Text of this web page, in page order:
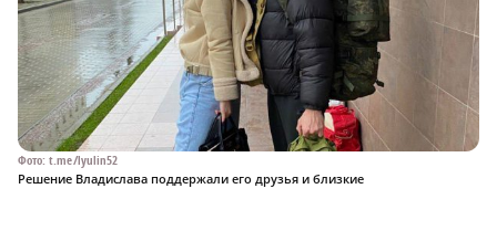
Фото: t.me/lyulin52
Решение Владислава поддержали его друзья и близкие